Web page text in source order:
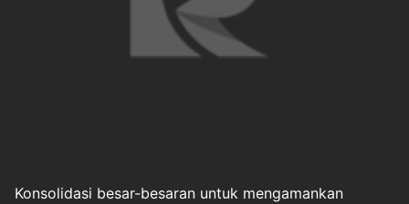
Konsolidasi besar-besaran untuk mengamankan